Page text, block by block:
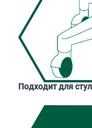
Подходит для